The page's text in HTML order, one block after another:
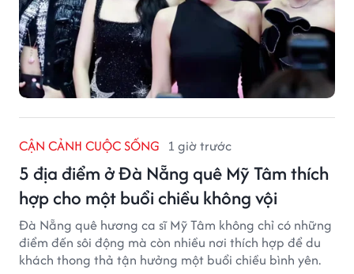
CẬN CẢNH CUỘC SỐNG 1 giờ trước
5 địa điểm ở Đà Nẵng quê Mỹ Tâm thích
hợp cho một buổi chiều không vội
Đà Nẵng quê hương ca sĩ Mỹ Tâm không chỉ có những
điểm đến sôi động mà còn nhiều nơi thích hợp để du
khách thong thả tận hưởng một buổi chiều bình yên.